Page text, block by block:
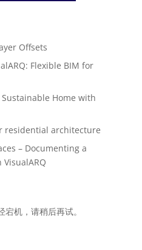
Offsets
Flexible BIM for
Home with
residential architecture
– Documenting a
机，请稍后再试。